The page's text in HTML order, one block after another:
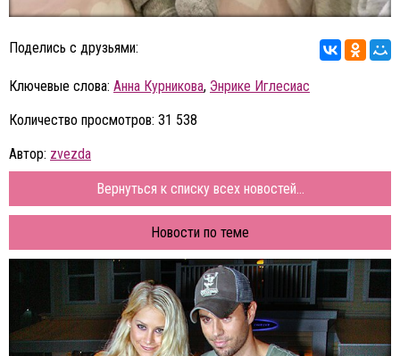
Поделись с друзьями:
Ключевые слова: Анна Курникова, Энрике Иглесиас
Количество просмотров: 31 538
Автор: zvezda
Вернуться к списку всех новостей...
Новости по теме